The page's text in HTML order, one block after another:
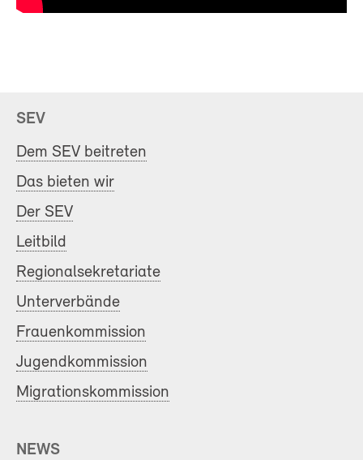
SEV
Dem SEV beitreten
Das bieten wir
Der SEV
Leitbild
Regionalsekretariate
Unterverbände
Frauenkommission
Jugendkommission
Migrationskommission
NEWS